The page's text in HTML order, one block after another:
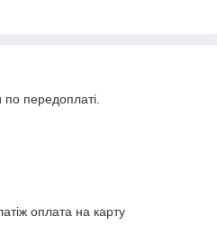
по передоплаті.
оплата на карту